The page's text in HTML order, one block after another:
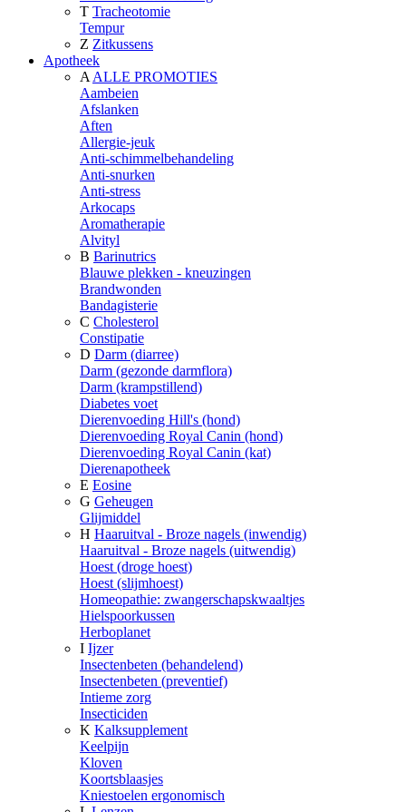
T Tracheotomie
Tempur
Z Zitkussens
Apotheek
A ALLE PROMOTIES
Aambeien
Afslanken
Aften
Allergie-jeuk
Anti-schimmelbehandeling
Anti-snurken
Anti-stress
Arkocaps
Aromatherapie
Alvityl
B Barinutrics
Blauwe plekken - kneuzingen
Brandwonden
Bandagisterie
C Cholesterol
Constipatie
D Darm (diarree)
Darm (gezonde darmflora)
Darm (krampstillend)
Diabetes voet
Dierenvoeding Hill's (hond)
Dierenvoeding Royal Canin (hond)
Dierenvoeding Royal Canin (kat)
Dierenapotheek
E Eosine
G Geheugen
Glijmiddel
H Haaruitval - Broze nagels (inwendig)
Haaruitval - Broze nagels (uitwendig)
Hoest (droge hoest)
Hoest (slijmhoest)
Homeopathie: zwangerschapskwaaltjes
Hielspoorkussen
Herboplanet
I Ijzer
Insectenbeten (behandelend)
Insectenbeten (preventief)
Intieme zorg
Insecticiden
K Kalksupplement
Keelpijn
Kloven
Koortsblaasjes
Kniestoelen ergonomisch